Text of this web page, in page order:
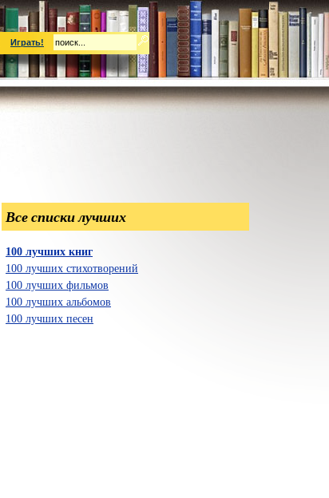
Играть!
Все списки лучших
100 лучших книг
100 лучших стихотворений
100 лучших фильмов
100 лучших альбомов
100 лучших песен